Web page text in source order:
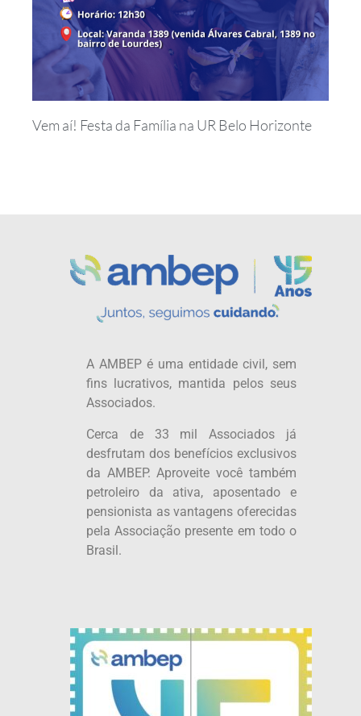
Vem aí! Festa da Família na UR Belo Horizonte
A AMBEP é uma entidade civil, sem
fins lucrativos, mantida pelos seus
Associados.
Cerca de 33 mil Associados já
desfrutam dos benefícios exclusivos
da AMBEP. Aproveite você também
petroleiro da ativa, aposentado e
pensionista as vantagens oferecidas
pela Associação presente em todo o
Brasil.